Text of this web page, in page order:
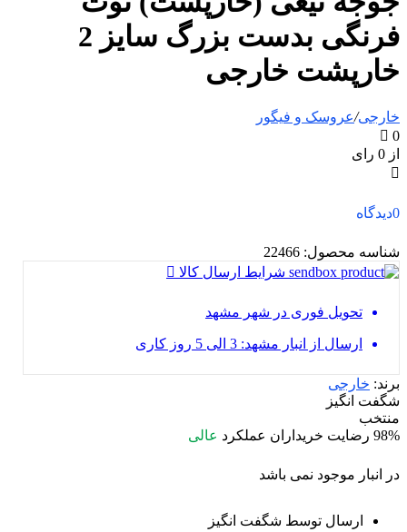
فرنگی بدست بزرگ سایز 2
خارپشت خارجی
خارجی/عروسک و فیگور
0
از 0 رای
0دیدگاه
شناسه محصول: 22466
شرایط ارسال کالا
تحویل فوری در شهر مشهد
ارسال از انبار مشهد: 3 الی 5 روز کاری
برند: خارجی
شگفت انگیز
منتخب
98% رضایت خریداران عملکرد عالی
در انبار موجود نمی باشد
ارسال توسط شگفت انگیز